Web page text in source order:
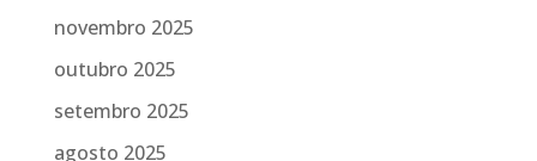
novembro 2025
outubro 2025
setembro 2025
agosto 2025